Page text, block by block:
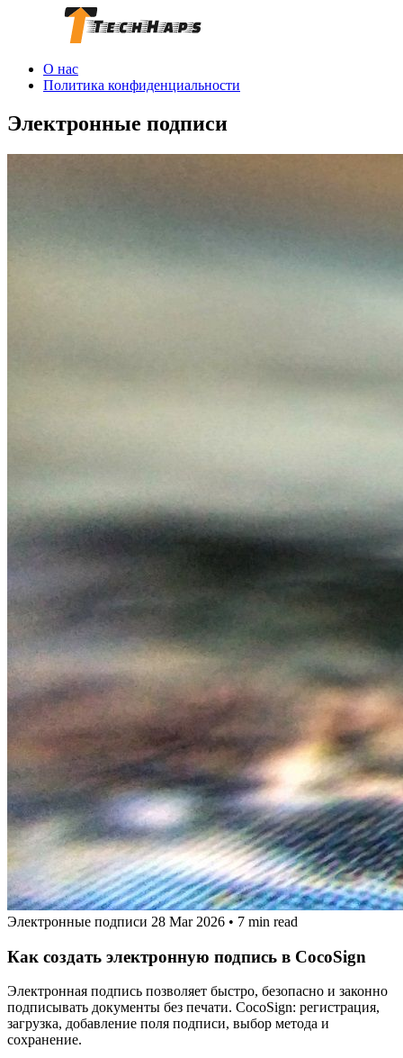
О нас
Политика конфиденциальности
Электронные подписи
Электронные подписи 28 Mar 2026 • 7 min read
Как создать электронную подпись в CocoSign
Электронная подпись позволяет быстро, безопасно и законно
подписывать документы без печати. CocoSign: регистрация,
загрузка, добавление поля подписи, выбор метода и
сохранение.